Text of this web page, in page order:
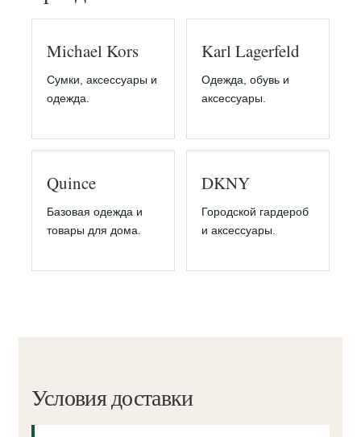
Michael Kors
Сумки, аксессуары и
одежда.
Karl Lagerfeld
Одежда, обувь и
аксессуары.
Quince
Базовая одежда и
товары для дома.
DKNY
Городской гардероб
и аксессуары.
Условия доставки